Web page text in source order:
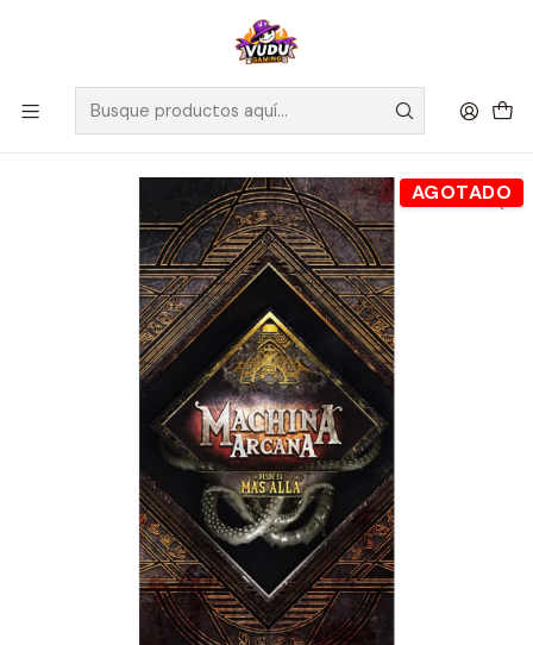
🚀 ¡Despachamos a todo Chile! Envío GRATIS a Regiones sobre
$100.000 y a RM sobre $35.000
Inicio Juegos de Mesa Expansiones
Desde el Más Allá - Machina Arcana - Español
AGOTADO